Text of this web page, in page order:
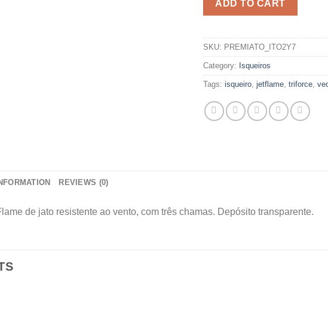
ADD TO CART
SKU: PREMIATO_ITO2Y7
Category: Isqueiros
Tags: isqueiro jetflame triforce
REVIEWS (0)
de jato resistente ao vento, com três chamas. Depósito transparente.